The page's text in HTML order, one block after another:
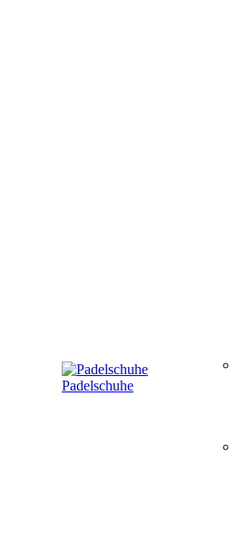
Padelschuhe